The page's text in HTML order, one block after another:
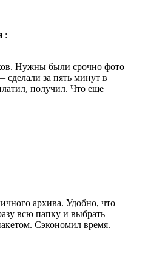
:
Нужны были срочно фото
сделали за пять минут в
получил. Что еще
архива. Удобно, что
всю папку и выбрать
Сэкономил время.